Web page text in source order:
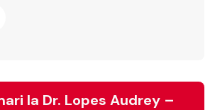
la Dr. Lopes Audrey –